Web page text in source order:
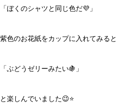
「ぼくのシャツと同じ色だ💜」
紫色のお花紙をカップに入れてみると
「ぶどうゼリーみたい🍇」
と楽しんでいました😉⭐️